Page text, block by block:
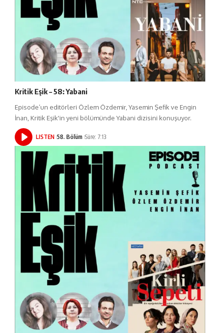
Kritik Eşik – 58: Yabani
Episode’un editörleri Özlem Özdemir, Yasemin Şefik ve Engin
İnan, Kritik Eşik'in yeni bölümünde Yabani dizisini konuşuyor.
LISTEN 58. Bölüm Süre: 7:13